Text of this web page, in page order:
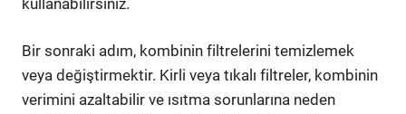
Bir sonraki adım, kombinin filtrelerini temizlemek
veya değiştirmektir. Kirli veya tıkalı filtreler, kombinin
verimini azaltabilir ve ısıtma sorunlarına neden